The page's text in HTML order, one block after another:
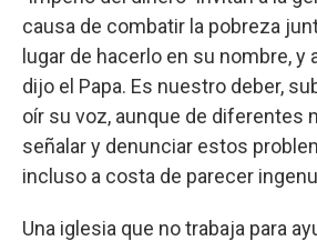
causa de combatir la pobreza
lugar de hacerlo en su nombre, y
dijo el Papa. Es nuestro deber,
oír su voz, aunque de diferentes
señalar y denunciar estos
incluso a costa de parecer
Una iglesia que no trabaja para